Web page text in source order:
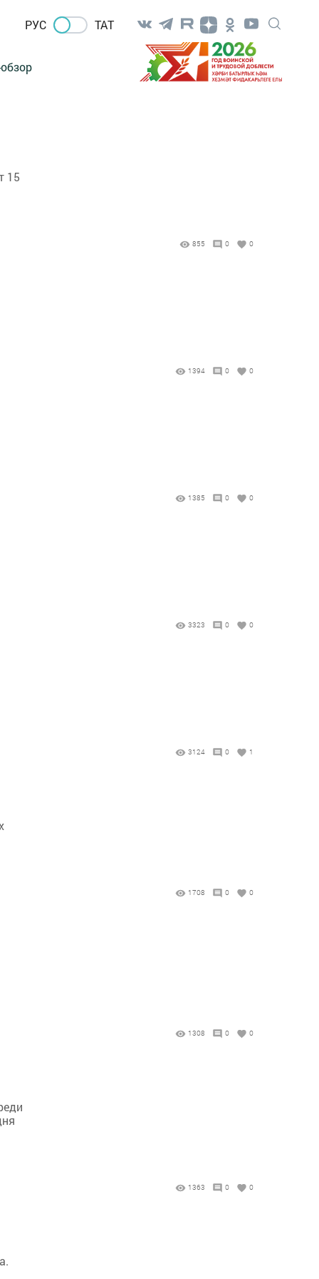
РУС ТАТ
15
855 0 0
1394 0 0
1385 0 0
3323 0 0
3124 0 1
1708 0 0
1308 0 0
1363 0 0